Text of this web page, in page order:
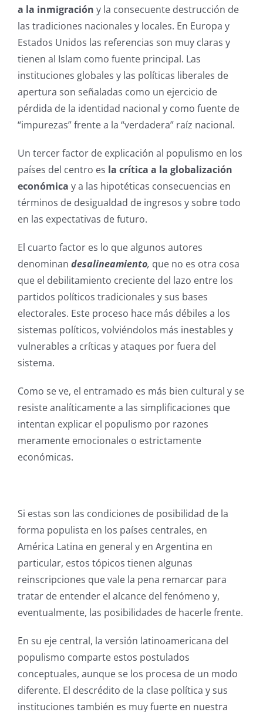
a la inmigración y la consecuente destrucción de
las tradiciones nacionales y locales. En Europa y
Estados Unidos las referencias son muy claras y
tienen al Islam como fuente principal. Las
instituciones globales y las políticas liberales de
apertura son señaladas como un ejercicio de
pérdida de la identidad nacional y como fuente de
“impurezas” frente a la “verdadera” raíz nacional.
Un tercer factor de explicación al populismo en los
países del centro es la crítica a la globalización
económica y a las hipotéticas consecuencias en
términos de desigualdad de ingresos y sobre todo
en las expectativas de futuro.
El cuarto factor es lo que algunos autores
denominan desalineamiento, que no es otra cosa
que el debilitamiento creciente del lazo entre los
partidos políticos tradicionales y sus bases
electorales. Este proceso hace más débiles a los
sistemas políticos, volviéndolos más inestables y
vulnerables a críticas y ataques por fuera del
sistema.
Como se ve, el entramado es más bien cultural y se
resiste analíticamente a las simplificaciones que
intentan explicar el populismo por razones
meramente emocionales o estrictamente
económicas.
Si estas son las condiciones de posibilidad de la
forma populista en los países centrales, en
América Latina en general y en Argentina en
particular, estos tópicos tienen algunas
reinscripciones que vale la pena remarcar para
tratar de entender el alcance del fenómeno y,
eventualmente, las posibilidades de hacerle frente.
En su eje central, la versión latinoamericana del
populismo comparte estos postulados
conceptuales, aunque se los procesa de un modo
diferente. El descrédito de la clase política y sus
instituciones también es muy fuerte en nuestra